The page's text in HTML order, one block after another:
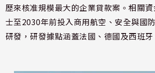
歷來核准規模最大的企業貸款案。相關
士至2030年前投入商用航空、安全與國
研發，研發據點涵蓋法國、德國及西班牙